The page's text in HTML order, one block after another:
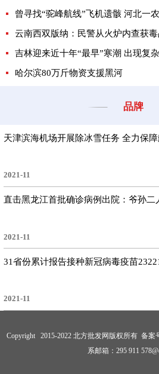
曾寻找“驼峰航线”飞机遗骸 河北一
云南西双版纳：民警从火炉内查获
吉林迎来近十年“最早”寒潮 出现复
哈尔滨80万斤物资支援黑河
品牌
天津滨海机场开展除冰雪任务 全力保
2021-11
直击黑龙江首批确诊病例出院：爷孙二
2021-11
31省份累计报告接种新冠病毒疫苗
2021-11
Copyright 2015-2022 北方批发网版权所有 备案
系邮箱：295 911